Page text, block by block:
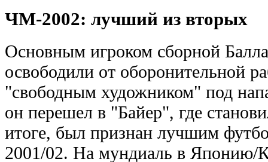
ЧМ-2002: лучший из вторых
Основным игроком сборной
освободили от оборонительной
"свободным художником" под
он перешел в "Байер", где
итоге, был признан лучшим
2001/02. На мундиаль в Японию/